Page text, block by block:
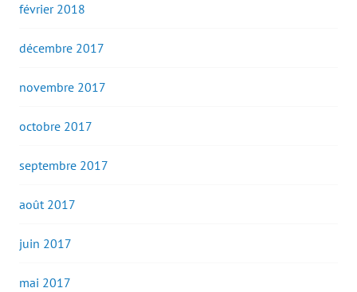
février 2018
décembre 2017
novembre 2017
octobre 2017
septembre 2017
août 2017
juin 2017
mai 2017